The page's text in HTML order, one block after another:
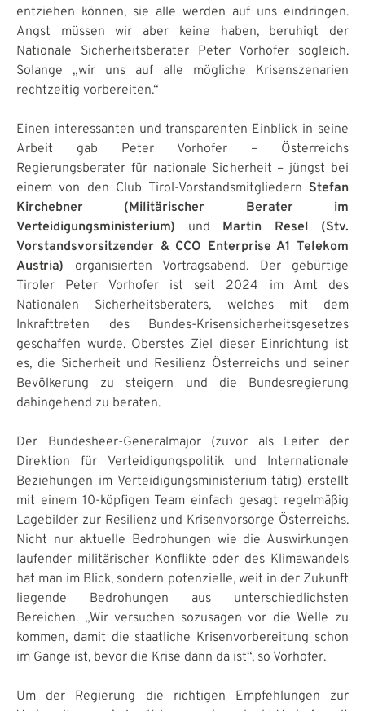
entziehen können, sie alle werden auf uns eindringen.
Angst müssen wir aber keine haben, beruhigt der
Nationale Sicherheitsberater Peter Vorhofer sogleich.
Solange „wir uns auf alle mögliche Krisenszenarien
rechtzeitig vorbereiten.“
Einen interessanten und transparenten Einblick in seine
Arbeit gab Peter Vorhofer – Österreichs
Regierungsberater für nationale Sicherheit – jüngst bei
einem von den Club Tirol-Vorstandsmitgliedern Stefan
Kirchebner (Militärischer Berater im
Verteidigungsministerium) und Martin Resel (Stv.
Vorstandsvorsitzender & CCO Enterprise A1 Telekom
Austria) organisierten Vortragsabend. Der gebürtige
Tiroler Peter Vorhofer ist seit 2024 im Amt des
Nationalen Sicherheitsberaters, welches mit dem
Inkrafttreten des Bundes-Krisensicherheitsgesetzes
geschaffen wurde. Oberstes Ziel dieser Einrichtung ist
es, die Sicherheit und Resilienz Österreichs und seiner
Bevölkerung zu steigern und die Bundesregierung
dahingehend zu beraten.
Der Bundesheer-Generalmajor (zuvor als Leiter der
Direktion für Verteidigungspolitik und Internationale
Beziehungen im Verteidigungsministerium tätig) erstellt
mit einem 10-köpfigen Team einfach gesagt regelmäßig
Lagebilder zur Resilienz und Krisenvorsorge Österreichs.
Nicht nur aktuelle Bedrohungen wie die Auswirkungen
laufender militärischer Konflikte oder des Klimawandels
hat man im Blick, sondern potenzielle, weit in der Zukunft
liegende Bedrohungen aus unterschiedlichsten
Bereichen. „Wir versuchen sozusagen vor die Welle zu
kommen, damit die staatliche Krisenvorbereitung schon
im Gange ist, bevor die Krise dann da ist“, so Vorhofer.
Um der Regierung die richtigen Empfehlungen zur